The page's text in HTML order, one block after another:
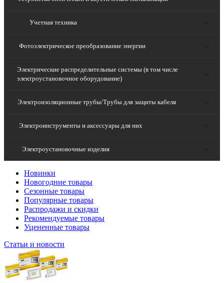
Учетная техника
Фотоэлектрическое преобразование энергии
Электрические распределительные системы (в том числе
электроустановочное оборудование)
Электроизоляционные трубы/Трубы для защиты кабеля
Электроинструменты и аксессуары для них
Электроустановочные изделия
Новинки
Новогодние товары
Сезонные товары
Популярные товары
Распродажи и скидки
Рекомендуемые товары
Уцененные товары
Статьи и новости